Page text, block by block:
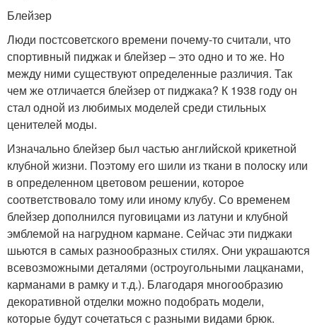
Блейзер
Люди постсоветского времени почему-то считали, что
спортивный пиджак и блейзер – это одно и то же. Но
между ними существуют определенные различия. Так
чем же отличается блейзер от пиджака? К 1938 году он
стал одной из любимых моделей среди стильных
ценителей моды.
Изначально блейзер был частью английской крикетной
клубной жизни. Поэтому его шили из ткани в полоску или
в определенном цветовом решении, которое
соответствовало тому или иному клубу. Со временем
блейзер дополнился пуговицами из латуни и клубной
эмблемой на нагрудном кармане. Сейчас эти пиджаки
шьются в самых разнообразных стилях. Они украшаются
всевозможными деталями (остроугольными лацканами,
карманами в рамку и т.д.). Благодаря многообразию
декоративной отделки можно подобрать модели,
которые будут сочетаться с разными видами брюк.